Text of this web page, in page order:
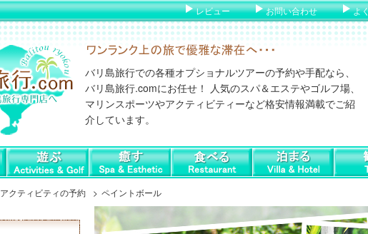
よ
お問い合わせ
レビュー
アクティビティの予約 ペイントボール
バリ島旅行での各種オプショナルツアーの予約や手配なら、
バリ島旅行.comにお任せ！ 人気のスパ＆エステやゴルフ場、
マリンスポーツやアクティビティーなど格安情報満載でご紹
介しています。